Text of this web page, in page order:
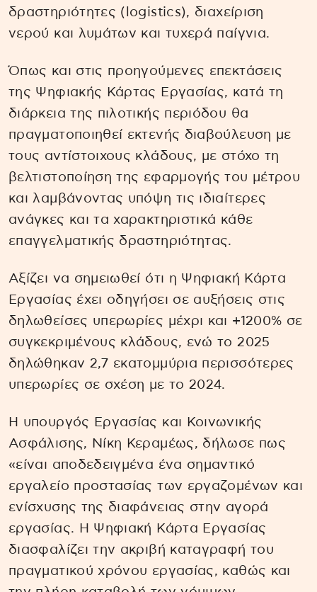
δραστηριότητες (logistics), διαχείριση
νερού και λυμάτων και τυχερά παίγνια.
Όπως και στις προηγούμενες επεκτάσεις
της Ψηφιακής Κάρτας Εργασίας, κατά τη
διάρκεια της πιλοτικής περιόδου θα
πραγματοποιηθεί εκτενής διαβούλευση με
τους αντίστοιχους κλάδους, με στόχο τη
βελτιστοποίηση της εφαρμογής του μέτρου
και λαμβάνοντας υπόψη τις ιδιαίτερες
ανάγκες και τα χαρακτηριστικά κάθε
επαγγελματικής δραστηριότητας.
Αξίζει να σημειωθεί ότι η Ψηφιακή Κάρτα
Εργασίας έχει οδηγήσει σε αυξήσεις στις
δηλωθείσες υπερωρίες μέχρι και +1200% σε
συγκεκριμένους κλάδους, ενώ το 2025
δηλώθηκαν 2,7 εκατομμύρια περισσότερες
υπερωρίες σε σχέση με το 2024.
Η υπουργός Εργασίας και Κοινωνικής
Ασφάλισης, Νίκη Κεραμέως, δήλωσε πως
«είναι αποδεδειγμένα ένα σημαντικό
εργαλείο προστασίας των εργαζομένων και
ενίσχυσης της διαφάνειας στην αγορά
εργασίας. Η Ψηφιακή Κάρτα Εργασίας
διασφαλίζει την ακριβή καταγραφή του
πραγματικού χρόνου εργασίας, καθώς και